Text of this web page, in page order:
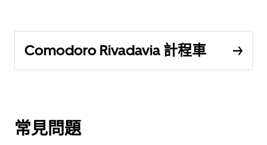
Comodoro Rivadavia 計程車
常見問題